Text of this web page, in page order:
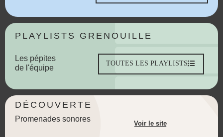
PLAYLISTS GRENOUILLE
Les pépites
de l'équipe
TOUTES LES PLAYLISTS
DÉCOUVERTE
Promenades sonores
Voir le site